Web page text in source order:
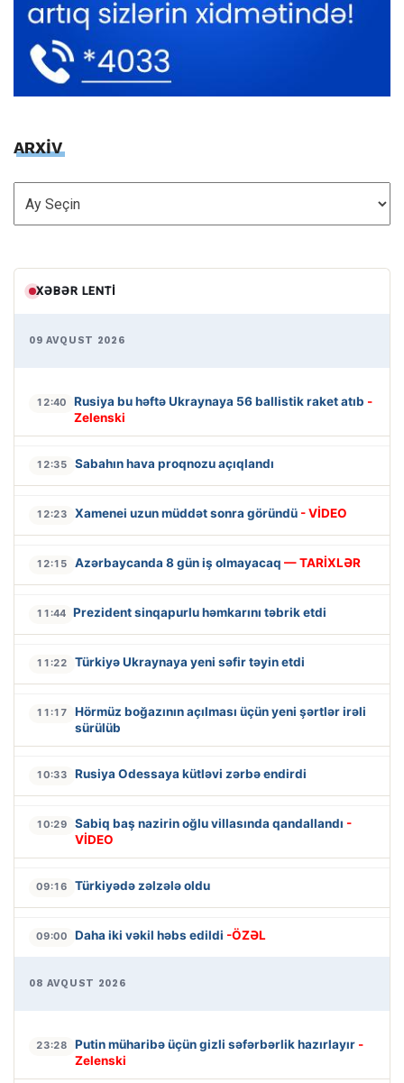
ARXİV
ARXİV
XƏBƏR LENTI
09 AVQUST 2026
12:40 Rusiya bu həftə Ukraynaya 56 ballistik raket atıb -
Zelenski
12:35 Sabahın hava proqnozu açıqlandı
12:23 Xamenei uzun müddət sonra göründü - VİDEO
12:15 Azərbaycanda 8 gün iş olmayacaq — TARİXLƏR
11:44 Prezident sinqapurlu həmkarını təbrik etdi
11:22 Türkiyə Ukraynaya yeni səfir təyin etdi
11:17
Hörmüz boğazının açılması üçün yeni şərtlər irəli
sürülüb
10:33 Rusiya Odessaya kütləvi zərbə endirdi
10:29 Sabiq baş nazirin oğlu villasında qandallandı -
VİDEO
09:16 Türkiyədə zəlzələ oldu
09:00 Daha iki vəkil həbs edildi -ÖZƏL
08 AVQUST 2026
23:28 Putin müharibə üçün gizli səfərbərlik hazırlayır -
Zelenski